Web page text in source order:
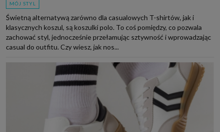
MÓJ STYL
Świetną alternatywą zarówno dla casualowych T-shirtów, jak i
klasycznych koszul, są koszulki polo. To coś pomiędzy, co pozwala
zachować styl, jednocześnie przełamując sztywność i wprowadzając
casual do outfitu. Czy wiesz, jak nos...